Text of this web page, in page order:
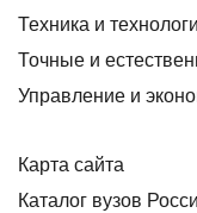
Техника и
Точные и
Управление и
Карта сайта
Каталог вузов